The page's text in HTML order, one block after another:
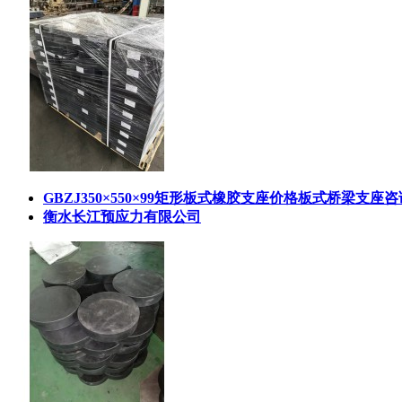
GBZJ350×550×99矩形板式橡胶支座价格板式桥梁支座
衡水长江预应力有限公司